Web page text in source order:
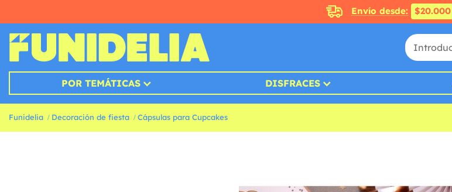
Envío desde: $20.000
POR TEMÁTICAS DISFRACES
Funidelia Decoración de fiesta Cápsulas para Cupcakes